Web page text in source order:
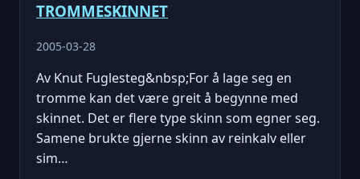
TROMMESKINNET
2005-03-28
Av Knut Fuglesteg&nbsp;For å lage seg en
tromme kan det være greit å begynne med
skinnet. Det er flere type skinn som egner seg.
Samene brukte gjerne skinn av reinkalv eller
sim…